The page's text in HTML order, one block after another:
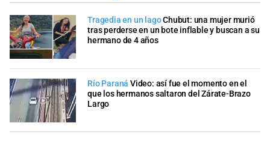
Tragedia en un lagoChubut: una mujer murió
tras perderse en un bote inflable y buscan a su
hermano de 4 años
Río Paraná Video: así fue el momento en el
que los hermanos saltaron del Zárate-Brazo
Largo